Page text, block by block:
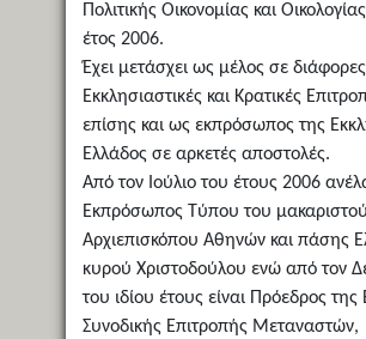
Πολιτικής Οικονομίας και
έτος 2006.
Έχει μετάσχει ως μέλος σε διάφορες
Εκκλησιαστικές και Κρατικές
επίσης και ως εκπρόσωπος της
Ελλάδος σε αρκετές αποστολές.
Από τον Ιούλιο του έτους 2006
Εκπρόσωπος Τύπου του μακαριστού
Αρχιεπισκόπου Αθηνών και πάσης
κυρού Χριστοδούλου ενώ από τον
του ιδίου έτους είναι Πρόεδρος της
Συνοδικής Επιτροπής Μεταναστών,